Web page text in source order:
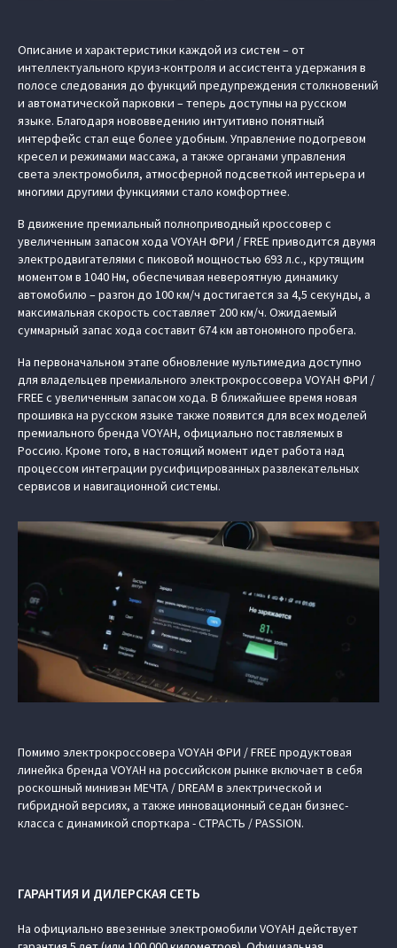
Описание и характеристики каждой из систем – от
интеллектуального круиз-контроля и ассистента удержания в
полосе следования до функций предупреждения столкновений
и автоматической парковки – теперь доступны на русском
языке. Благодаря нововведению интуитивно понятный
интерфейс стал еще более удобным. Управление подогревом
кресел и режимами массажа, а также органами управления
света электромобиля, атмосферной подсветкой интерьера и
многими другими функциями стало комфортнее.
В движение премиальный полноприводный кроссовер с
увеличенным запасом хода VOYAH ФРИ / FREE приводится двумя
электродвигателями с пиковой мощностью 693 л.с., крутящим
моментом в 1040 Нм, обеспечивая невероятную динамику
автомобилю – разгон до 100 км/ч достигается за 4,5 секунды, а
максимальная скорость составляет 200 км/ч. Ожидаемый
суммарный запас хода составит 674 км автономного пробега.
На первоначальном этапе обновление мультимедиа доступно
для владельцев премиального электрокроссовера VOYAH ФРИ /
FREE с увеличенным запасом хода. В ближайшее время новая
прошивка на русском языке также появится для всех моделей
премиального бренда VOYAH, официально поставляемых в
Россию. Кроме того, в настоящий момент идет работа над
процессом интеграции русифицированных развлекательных
сервисов и навигационной системы.
Помимо электрокроссовера VOYAH ФРИ / FREE продуктовая
линейка бренда VOYAH на российском рынке включает в себя
роскошный минивэн МЕЧТА / DREAM в электрической и
гибридной версиях, а также инновационный седан бизнес-
класса с динамикой спорткара - СТРАСТЬ / PASSION.
ГАРАНТИЯ И ДИЛЕРСКАЯ СЕТЬ
На официально ввезенные электромобили VOYAH действует